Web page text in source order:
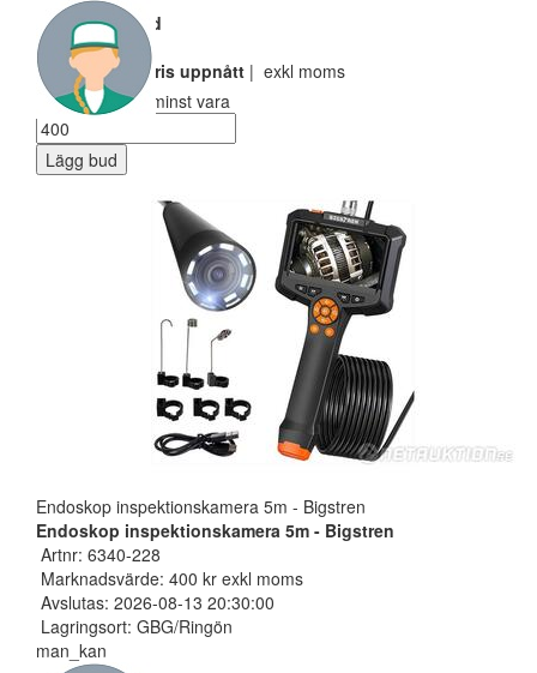
Nuvarande bud
300 SEK
Reservarionspris uppnått | exkl moms
Ditt bud måste minst vara
Lägg bud
Endoskop inspektionskamera 5m - Bigstren
Endoskop inspektionskamera 5m - Bigstren
Artnr: 6340-228
Marknadsvärde: 400 kr exkl moms
Avslutas: 2026-08-13 20:30:00
Lagringsort: GBG/Ringön
man_kan